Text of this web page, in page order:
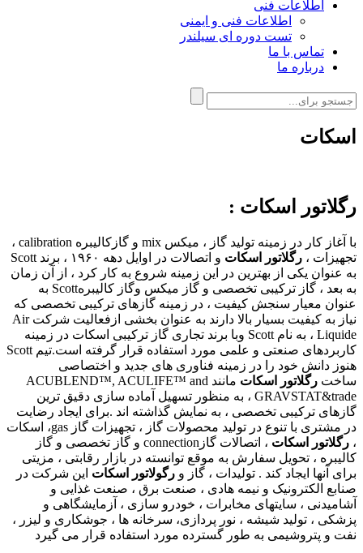
اطلاعات فنی
اطلاعات فنی و ایمنی
تست دوره ای سیلندر
تماس با ما
درباره ما
اسکات
رگلاتور اسکات :
با آغاز کار در زمینه تولید گاز ، میکس mix و گازکالیبره calibration ،
تجهیزات ، رگلاتور اسکات
و اتصالات در اوایل دهه ۱۹۶۰ ، برند Scott
به عنوان یکی از بهترین در این زمینه شروع به کار کرد ، از آن زمان
به بعد ، گاز ترکیبی تخصصی و گاز میکس وگاز کالیبرهScott به
عنوان معیار سنجش کیفیت ، در زمینه گازهای ترکیبی تخصصی که
نیاز به کیفیت بسیار بالا دارند به عنوان بخشی ازفعالیت شرکت Air
Liquide ، به نام Scott وبا برند تجاری گاز ترکیبی اسکات در زمینه
کاربردهای صنعتی و علمی مورد استفاده قرار گرفته است.تیم Scott
هنوز دانش خود را در زمینه فناوری های جدید و اختصاصی
ساخت رگلاتور اسکات
مانند ACUBLEND™, ACULIFE™ and
GRAVSTAT&trade ، به منظور تسهیل آماده سازی دقیق ترین
گازهای ترکیبی تخصصی ، به نمایش گذاشته اند .برای ایجاد رضایت
در مشتری با تنوع در تولید محصولات گاز ، تجهیزات گاز gas، اسکات
، رگلاتور اسکات
، اتصالات گازconnection و گاز تخصصی و گاز
کالیبره ، تحویل سفارش به موقع توانسته در بازار رقابتی ، مزیتی
برای آنها ایجاد کند . تولیدات ، گاز و رگولاتور اسکات این شرکت در
صنابع الکترونیک و نیمه هادی ، صنعت برق ، صنعت غذایی و
آشامیدنی ، سایتهای مخابرات ، خودرو سازی ، آزمایشگاهی و
پزشکی ، تولید شیشه ، نور پردازی، سرخانه ها ، جوشکاری و لیزر ،
نفت و پتروشیمی به طور گسترده مورد استفاده قرار می گیرد